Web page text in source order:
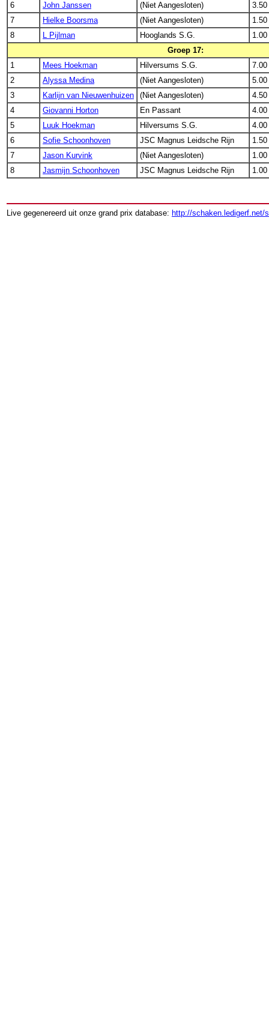
6
John Janssen (Niet Aangesloten)
3.50
7
Hielke Boorsma (Niet Aangesloten)
1.50
8
L Pijlman Hooglands S.G.
1.00
Groep 17:
1
Mees Hoekman Hilversums S.G.
7.00
2
Alyssa Medina (Niet Aangesloten)
5.00
3
Karlijn van Nieuwenhuizen (Niet Aangesloten)
4.50
4
Giovanni Horton En Passant
4.00
5
Luuk Hoekman Hilversums S.G.
4.00
6
Sofie Schoonhoven JSC Magnus Leidsche Rijn
1.50
7
Jason Kurvink (Niet Aangesloten)
1.00
8
Jasmijn Schoonhoven JSC Magnus Leidsche Rijn 1.00
Live gegenereerd uit onze grand prix database: http://schaken.ledigerf.net/